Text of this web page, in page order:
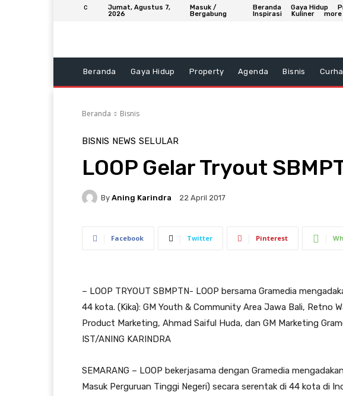
C
Jumat, Agustus 7,
2026
Masuk /
Bergabung
Beranda Gaya Hidup
Inspirasi
Kuliner more
Beranda Gaya Hidup Property Agenda Bisnis
Beranda Bisnis
BISNIS NEWS SELULAR
LOOP Gelar Tryout
By Aning Karindra 22 April 2017
Facebook Twitter Pinterest
– LOOP TRYOUT SBMPTN- LOOP bersama Gramedia
44 kota. (Kika): GM Youth & Community Area Jawa Bali, Retno
Product Marketing, Ahmad Saiful Huda, dan GM Marketing
IST/ANING KARINDRA
SEMARANG – LOOP bekerjasama dengan Gramedia
Masuk Perguruan Tinggi Negeri) secara serentak di 44 kota di